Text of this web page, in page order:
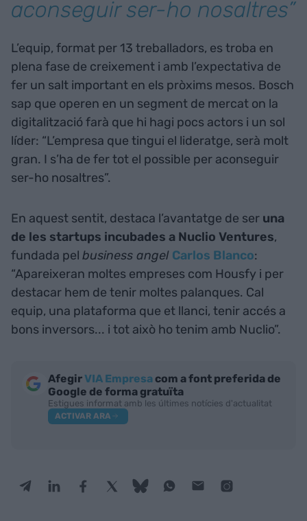
aconseguir ser-ho nosaltres”​
L’equip, format per 13 treballadors, es troba en
plena fase de creixement i amb l’expectativa de
fer un salt important en els pròxims mesos. Bosch
sap que operen en un segment de mercat on la
digitalització farà que hi hagi pocs actors i un sol
líder: “L’empresa que tingui el lideratge, serà molt
gran. I s’ha de fer tot el possible per aconseguir
ser-ho nosaltres”.
En aquest sentit, destaca l’avantatge de ser una
de les startups incubades a Nuclio Ventures,
fundada pel business angel Carlos Blanco:
“Apareixeran moltes empreses com Housfy i per
destacar hem de tenir moltes palanques. Cal
equip, una plataforma que et llanci, tenir accés a
bons inversors... i tot això ho tenim amb Nuclio”.
AfegirVIA Empresa com a font preferida de
Google de forma gratuïta
Estigues informat amb les últimes notícies d'actualitat
ACTIVAR ARA